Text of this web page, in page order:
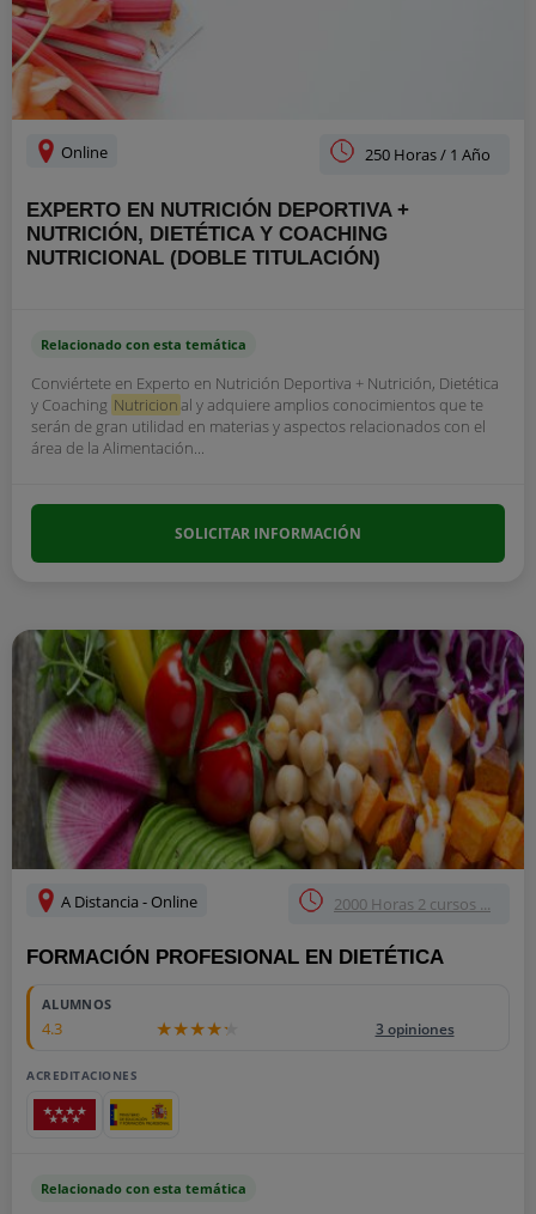
Online 250 Horas / 1 Año
EXPERTO EN NUTRICIÓN DEPORTIVA +
NUTRICIÓN, DIETÉTICA Y COACHING
NUTRICIONAL (DOBLE TITULACIÓN)
Relacionado con esta temática
Conviértete en Experto en Nutrición Deportiva + Nutrición, Dietética
y Coaching Nutricional y adquiere amplios conocimientos que te
serán de gran utilidad en materias y aspectos relacionados con el
área de la Alimentación...
SOLICITAR INFORMACIÓN
A Distancia - Online 2000 Horas 2 cursos ...
FORMACIÓN PROFESIONAL EN DIETÉTICA
ALUMNOS
4.3 3 opiniones
ACREDITACIONES
Relacionado con esta temática